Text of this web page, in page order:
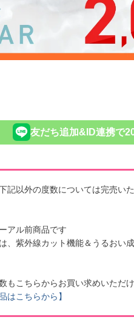
友だち追加&ID連携で
記以外の度数については完売いた
アル前商品です
、紫外線カット機能＆うるおい
もこちらからお買い求めいただ
はこちらから】